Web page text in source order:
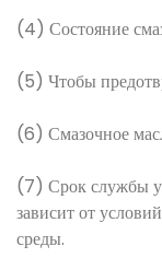
(4) Состояние
(5) Чтобы
(6) Смазочное
(7) Срок службы
зависит от
среды.